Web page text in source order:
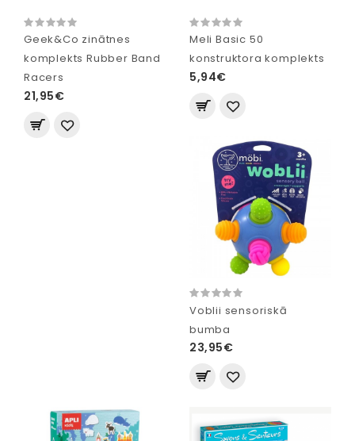
Geek&Co zinātnes
komplekts Rubber Band
Racers
21,95€
Meli Basic 50
konstruktora komplekts
5,94€
Voblii sensoriskā
bumba
23,95€